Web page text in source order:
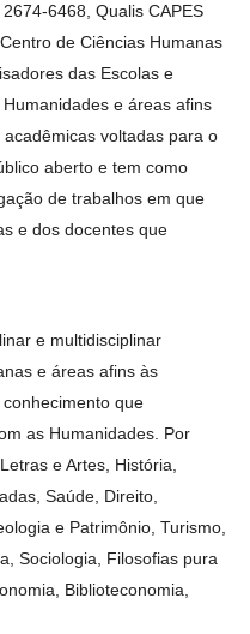
6468, Qualis CAPES
de Ciências Humanas
das Escolas e
e áreas afins
voltadas para o
aberto e tem como
de trabalhos em que
e dos docentes que
e multidisciplinar
e áreas afins às
que
as Humanidades. Por
e Artes, História,
Saúde, Direito,
e Patrimônio, Turismo,
Sociologia, Filosofias pura
Biblioteconomia,